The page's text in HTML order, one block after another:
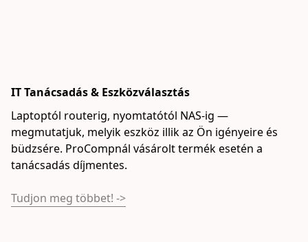
IT Tanácsadás & Eszközválasztás
Laptoptól routerig, nyomtatótól NAS-ig —
megmutatjuk, melyik eszköz illik az Ön igényeire és
büdzsére. ProCompnál vásárolt termék esetén a
tanácsadás díjmentes.
Tudjon meg többet! ->